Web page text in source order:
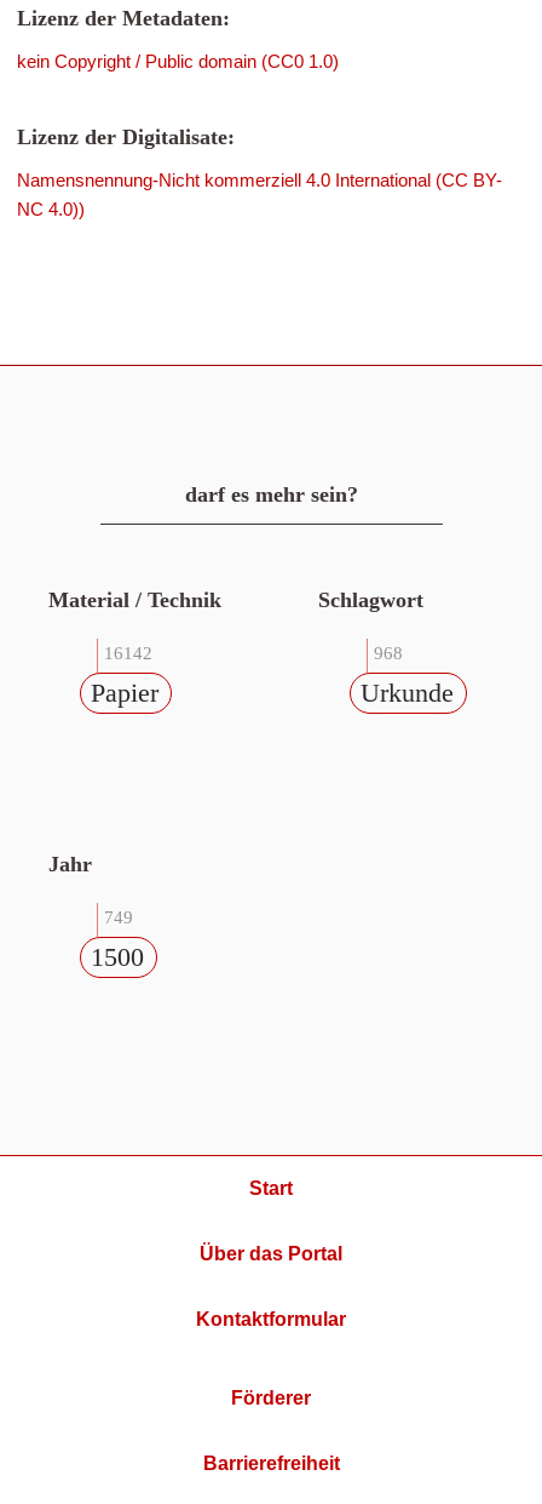
Lizenz der Metadaten:
kein Copyright / Public domain (CC0 1.0)
Lizenz der Digitalisate:
Namensnennung-Nicht kommerziell 4.0 International (CC BY-
NC 4.0))
darf es mehr sein?
Material / Technik
16142
Papier
Schlagwort
968
Urkunde
Jahr
749
1500
Start
Über das Portal
Kontaktformular
Förderer
Barrierefreiheit